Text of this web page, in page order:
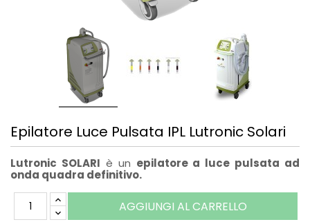
Epilatore Luce Pulsata IPL Lutronic Solari
Lutronic SOLARI è un epilatore a luce pulsata ad
onda quadra definitivo.
AGGIUNGI AL CARRELLO